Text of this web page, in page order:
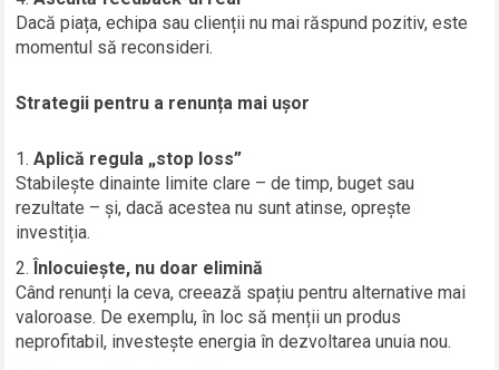
Dacă piața, echipa sau clienții nu mai răspund pozitiv, este
momentul să reconsideri.
Strategii pentru a renunța mai ușor
Aplică regula „stop loss”
Stabilește dinainte limite clare – de timp, buget sau
rezultate – și, dacă acestea nu sunt atinse, oprește
investiția.
Înlocuiește, nu doar elimină
Când renunți la ceva, creează spațiu pentru alternative mai
valoroase. De exemplu, în loc să menții un produs
neprofitabil, investește energia în dezvoltarea unuia nou.